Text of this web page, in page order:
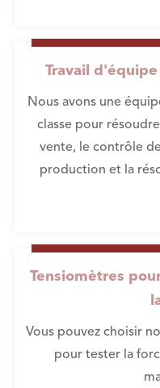
Travail
Nous avons une
classe pour
vente, le contrôle
production et la
Tensiomètres
Vous pouvez choisir
pour tester la